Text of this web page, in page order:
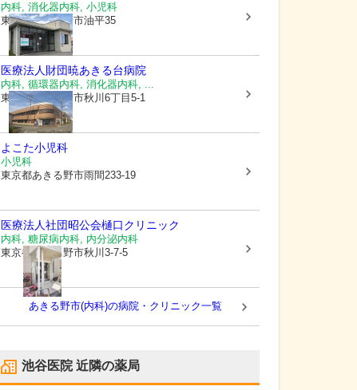
内科, 消化器内科, 小児科
東京都あきる野市油平35
医療法人財団暁あきる台病院
内科, 循環器内科, 消化器内科, ...
東京都あきる野市秋川6丁目5-1
よこた小児科
小児科
東京都あきる野市雨間233-19
医療法人社団昭公会樋口クリニック
内科, 糖尿病内科, 内分泌内科
東京都あきる野市秋川3-7-5
あきる野市(内科)の病院・クリニック一覧
池谷医院近隣の薬局